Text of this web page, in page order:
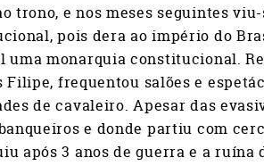
trono, e nos meses seguintes
pois dera ao império do
uma monarquia constitucional.
Filipe, frequentou salões e
de cavaleiro. Apesar das
e donde partiu com
após 3 anos de guerra e a ruína